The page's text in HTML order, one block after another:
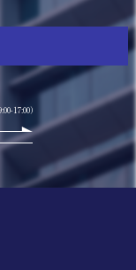
17:00）